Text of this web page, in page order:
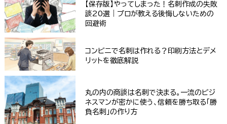
【保存版】やってしまった！名刺作成の失敗
談20選｜プロが教える後悔しないための
回避術
コンビニで名刺は作れる？印刷方法とデメ
リットを徹底解説
丸の内の商談は名刺で決まる。一流のビジ
ネスマンが密かに使う、信頼を勝ち取る「勝
負名刺」の作り方